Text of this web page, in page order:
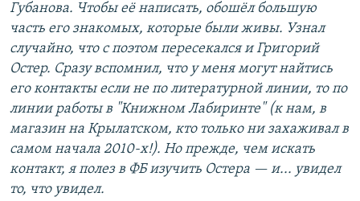
Губанова. Чтобы её написать, обошёл большую
часть его знакомых, которые были живы. Узнал
случайно, что с поэтом пересекался и Григорий
Остер. Сразу вспомнил, что у меня могут найтись
его контакты если не по литературной линии, то по
линии работы в "Книжном Лабиринте" (к нам, в
магазин на Крылатском, кто только ни захаживал в
самом начала 2010-х!). Но прежде, чем искать
контакт, я полез в ФБ изучить Остера — и... увидел
то, что увидел.